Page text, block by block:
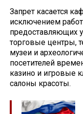
Запрет касается
исключением
предоставляющих
торговые центры,
музеи и
посетителей
казино и игровые
салоны красоты.